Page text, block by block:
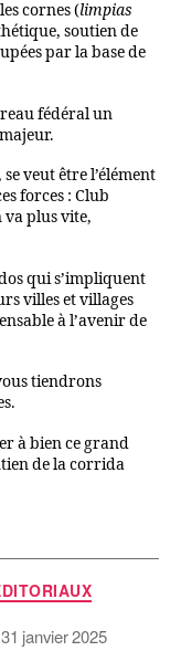
cornes (limpias
soutien de
par la base de
fédéral un
veut être l’élément
forces : Club
plus vite,
qui s’impliquent
villes et villages
à l’avenir de
tiendrons
à bien ce grand
de la corrida
31 janvier 2025